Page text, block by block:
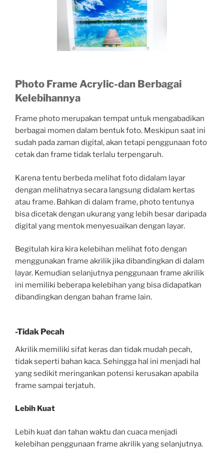
Photo Frame Acrylic-dan Berbagai
Kelebihannya
Frame photo merupakan tempat untuk mengabadikan
berbagai momen dalam bentuk foto. Meskipun saat ini
sudah pada zaman digital, akan tetapi penggunaan foto
cetak dan frame tidak terlalu terpengaruh.
Karena tentu berbeda melihat foto didalam layar
dengan melihatnya secara langsung didalam kertas
atau frame. Bahkan di dalam frame, photo tentunya
bisa dicetak dengan ukurang yang lebih besar daripada
digital yang mentok menyesuaikan dengan layar.
Begitulah kira kira kelebihan melihat foto dengan
menggunakan frame akrilik jika dibandingkan di dalam
layar. Kemudian selanjutnya penggunaan frame akrilik
ini memiliki beberapa kelebihan yang bisa didapatkan
dibandingkan dengan bahan frame lain.
-Tidak Pecah
Akrilik memiliki sifat keras dan tidak mudah pecah,
tidak seperti bahan kaca. Sehingga hal ini menjadi hal
yang sedikit meringankan potensi kerusakan apabila
frame sampai terjatuh.
Lebih Kuat
Lebih kuat dan tahan waktu dan cuaca menjadi
kelebihan penggunaan frame akrilik yang selanjutnya.